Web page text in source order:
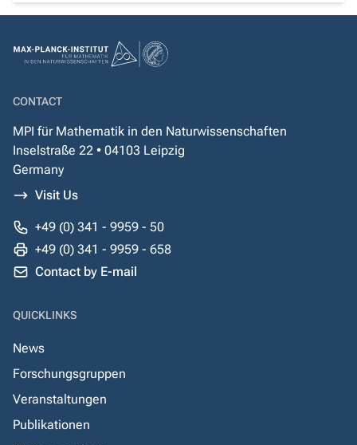
CONTACT
MPI für Mathematik in den Naturwissenschaften
Inselstraße 22 • 04103 Leipzig
Germany
Visit Us
+49 (0) 341 - 9959 - 50
+49 (0) 341 - 9959 - 658
Contact by E-mail
QUICKLINKS
News
Forschungsgruppen
Veranstaltungen
Publikationen